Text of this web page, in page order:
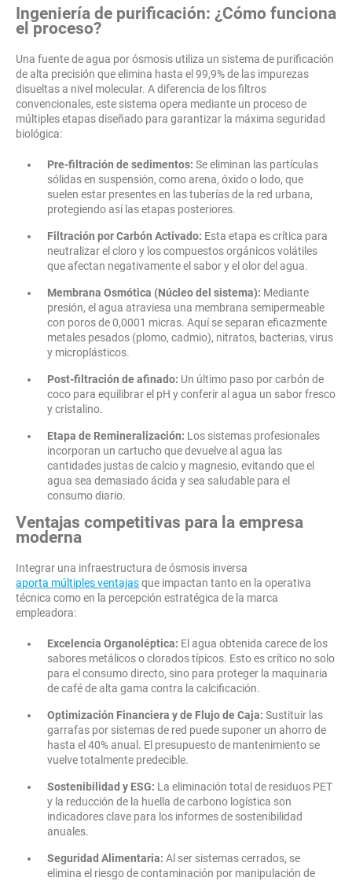
Ingeniería de purificación: ¿Cómo funciona
el proceso?
Una fuente de agua por ósmosis utiliza un sistema de purificación
de alta precisión que elimina hasta el 99,9% de las impurezas
disueltas a nivel molecular. A diferencia de los filtros
convencionales, este sistema opera mediante un proceso de
múltiples etapas diseñado para garantizar la máxima seguridad
biológica:
Pre-filtración de sedimentos: Se eliminan las partículas
sólidas en suspensión, como arena, óxido o lodo, que
suelen estar presentes en las tuberías de la red urbana,
protegiendo así las etapas posteriores.
Filtración por Carbón Activado: Esta etapa es crítica para
neutralizar el cloro y los compuestos orgánicos volátiles
que afectan negativamente el sabor y el olor del agua.
Membrana Osmótica (Núcleo del sistema): Mediante
presión, el agua atraviesa una membrana semipermeable
con poros de 0,0001 micras. Aquí se separan eficazmente
metales pesados (plomo, cadmio), nitratos, bacterias, virus
y microplásticos.
Post-filtración de afinado: Un último paso por carbón de
coco para equilibrar el pH y conferir al agua un sabor fresco
y cristalino.
Etapa de Remineralización: Los sistemas profesionales
incorporan un cartucho que devuelve al agua las
cantidades justas de calcio y magnesio, evitando que el
agua sea demasiado ácida y sea saludable para el
consumo diario.
Ventajas competitivas para la empresa
moderna
Integrar una infraestructura de ósmosis inversa
aporta múltiples ventajasque impactan tanto en la operativa
técnica como en la percepción estratégica de la marca
empleadora:
Excelencia Organoléptica: El agua obtenida carece de los
sabores metálicos o clorados típicos. Esto es crítico no solo
para el consumo directo, sino para proteger la maquinaria
de café de alta gama contra la calcificación.
Optimización Financiera y de Flujo de Caja: Sustituir las
garrafas por sistemas de red puede suponer un ahorro de
hasta el 40% anual. El presupuesto de mantenimiento se
vuelve totalmente predecible.
Sostenibilidad y ESG: La eliminación total de residuos PET
y la reducción de la huella de carbono logística son
indicadores clave para los informes de sostenibilidad
anuales.
Seguridad Alimentaria: Al ser sistemas cerrados, se
elimina el riesgo de contaminación por manipulación de